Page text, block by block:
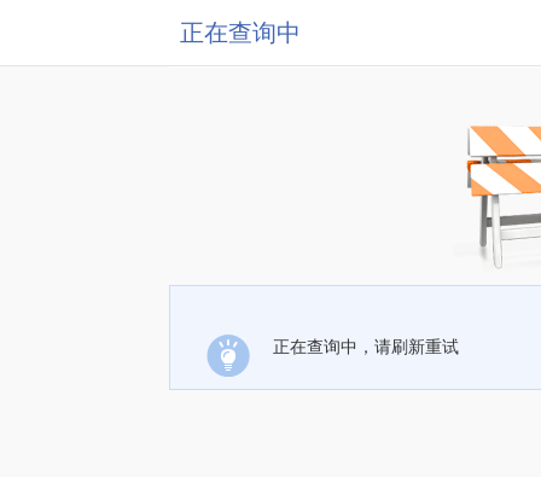
正在查询中
正在查询中，请刷新重试